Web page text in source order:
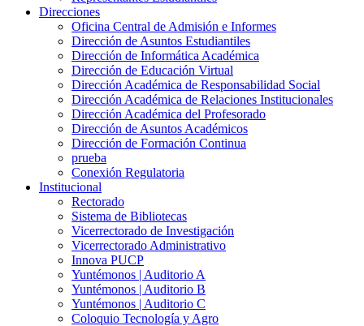
Direcciones
Oficina Central de Admisión e Informes
Dirección de Asuntos Estudiantiles
Dirección de Informática Académica
Dirección de Educación Virtual
Dirección Académica de Responsabilidad Social
Dirección Académica de Relaciones Institucionales
Dirección Académica del Profesorado
Dirección de Asuntos Académicos
Dirección de Formación Continua
prueba
Conexión Regulatoria
Institucional
Rectorado
Sistema de Bibliotecas
Vicerrectorado de Investigación
Vicerrectorado Administrativo
Innova PUCP
Yuntémonos | Auditorio A
Yuntémonos | Auditorio B
Yuntémonos | Auditorio C
Coloquio Tecnología y Agro